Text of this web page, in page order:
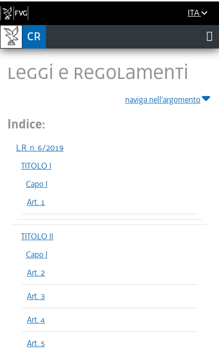
ITA
LEGGI E REGOLAMENTI
naviga nell'argomento
Indice:
L.R. n. 6/2019
TITOLO I
Capo I
Art. 1
TITOLO II
Capo I
Art. 2
Art. 3
Art. 4
Art. 5